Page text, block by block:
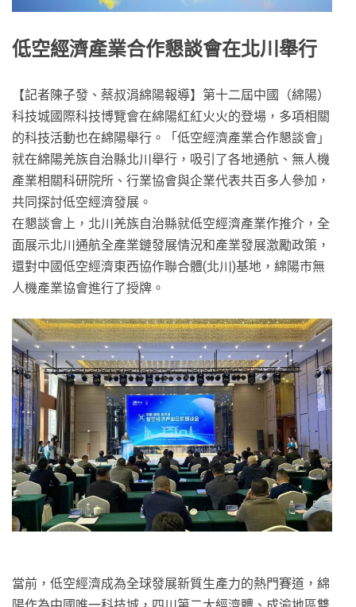
低空經濟產業合作懇談會在北川舉行
【記者陳子發、蔡叔涓綿陽報導】第十二屆中國（綿陽）
科技城國際科技博覽會在綿陽紅紅火火的登場，多項相關
的科技活動也在綿陽舉行。「低空經濟產業合作懇談會」
就在綿陽羌族自治縣北川舉行，吸引了各地通航、無人機
產業相關科研院所、行業協會與企業代表共百多人參加，
共同探討低空經濟發展。
在懇談會上，北川羌族自治縣就低空經濟產業作推介，全
面展示北川通航全產業鏈發展情況和產業發展激勵政策，
還對中國低空經濟東西協作聯合體(北川)基地，綿陽市無
人機產業協會進行了授牌。
當前，低空經濟成為全球發展新質生產力的熱門賽道，綿